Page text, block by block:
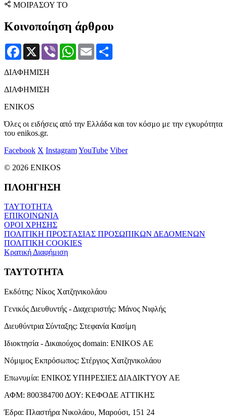
ΜΟΙΡΑΣΟΥ ΤΟ
Κοινοποίηση άρθρου
Facebook
X Viber WhatsApp
Email
ΔΙΑΦΗΜΙΣΗ
ΔΙΑΦΗΜΙΣΗ
ENIKOS
Όλες οι ειδήσεις από την Ελλάδα και τον κόσμο με την εγκυρότητα
του enikos.gr.
Facebook X InstagramYouTube Viber
© 2026 ENIKOS
ΠΛΟΗΓΗΣΗ
ΤΑΥΤΟΤΗΤΑ
ΕΠΙΚΟΙΝΩΝΙΑ
ΟΡΟΙ ΧΡΗΣΗΣ
ΠΟΛΙΤΙΚΗ ΠΡΟΣΤΑΣΙΑΣ ΠΡΟΣΩΠΙΚΩΝ ΔΕΔΟΜΕΝΩΝ
ΠΟΛΙΤΙΚΗ COOKIES
Κρατική Διαφήμιση
ΤΑΥΤΟΤΗΤΑ
Εκδότης: Νίκος Χατζηνικολάου
Γενικός Διευθυντής - Διαχειριστής: Μάνος Νιφλής
Διευθύντρια Σύνταξης: Στεφανία Κασίμη
Ιδιοκτησία - Δικαιούχος domain: ENIKOS AE
Νόμιμος Εκπρόσωπος: Στέργιος Χατζηνικολάου
Επωνυμία: ΕΝΙΚΟΣ ΥΠΗΡΕΣΙΕΣ ΔΙΑΔΙΚΤΥΟΥ ΑΕ
ΑΦΜ: 800384700 ΔΟΥ: ΚΕΦΟΔΕ ΑΤΤΙΚΗΣ
Έδρα: Πλαστήρα Νικολάου, Μαρούσι, 151 24